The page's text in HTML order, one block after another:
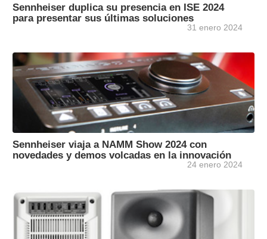
Sennheiser duplica su presencia en ISE 2024
para presentar sus últimas soluciones
31 enero 2024
Sennheiser viaja a NAMM Show 2024 con
novedades y demos volcadas en la innovación
24 enero 2024